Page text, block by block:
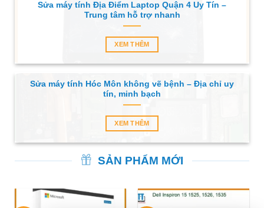
Sửa máy tính Địa Điểm Laptop Quận 4 Uy Tín –
Trung tâm hỗ trợ nhanh
XEM THÊM
Sửa máy tính Hóc Môn không vẽ bệnh – Địa chỉ uy
tín, minh bạch
XEM THÊM
SẢN PHẨM MỚI